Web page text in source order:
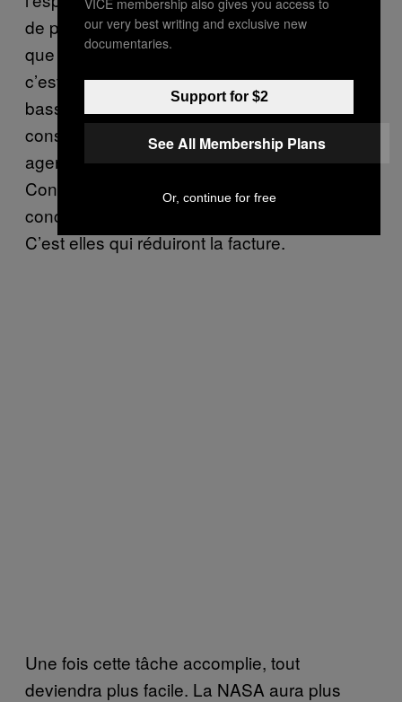
de programmes publics. La meilleure chose
que nous puissions faire à l’heure actuelle,
c’est réduire les coûts de mise en orbite
basse. La meilleure manière de faire cela
consiste à sortir la NASA et les autres
agences spatiales de la course aux boosters.
Confions tout ça à des entreprises
concurrentes, comme Space X et Boeing.
C’est elles qui réduiront la facture.
Une fois cette tâche accomplie, tout
deviendra plus facile. La NASA aura plus
our very best writing and exclusive new
documentaries.
Support for $2
See All Membership Plans
Or, continue for free